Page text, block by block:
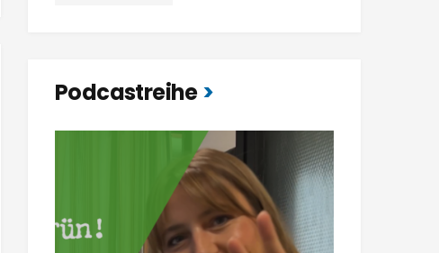
Podcastreihe